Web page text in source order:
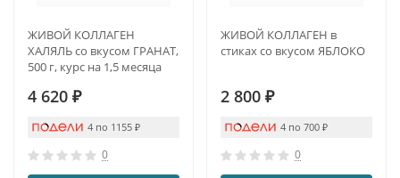
ЖИВОЙ КОЛЛАГЕН
ХАЛЯЛЬ со вкусом ГРАНАТ,
500 г, курс на 1,5 месяца
4 620 ₽
4 по 1155 ₽
0
ЖИВОЙ КОЛЛАГЕН в
стиках со вкусом ЯБЛОКО
2 800 ₽
4 по 700 ₽
0